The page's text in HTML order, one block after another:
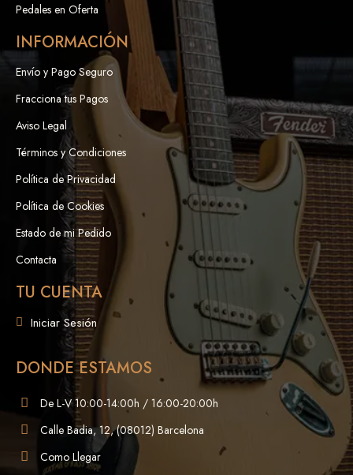
Pedales en Oferta
INFORMACIÓN
Envío y Pago Seguro
Fracciona tus Pagos
Aviso Legal
Términos y Condiciones
Política de Privacidad
Política de Cookies
Estado de mi Pedido
Contacta
TU CUENTA
Iniciar Sesión
DONDE ESTAMOS
De L-V 10:00-14:00h / 16:00-20:00h
Calle Badia, 12, (08012) Barcelona
Como Llegar